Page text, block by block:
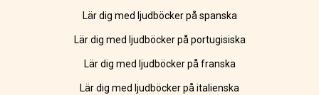
Lär dig med ljudböcker på spanska
Lär dig med ljudböcker på portugisiska
Lär dig med ljudböcker på franska
Lär dig med ljudböcker på italienska